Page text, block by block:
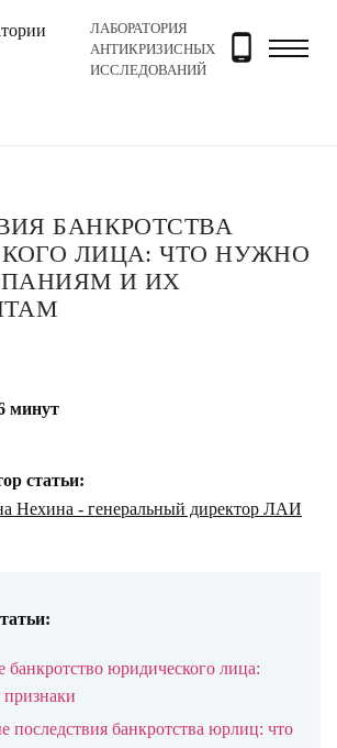
ЛАБОРАТОРИЯ
АНТИКРИЗИСНЫХ
ИССЛЕДОВАНИЙ
и блог Блог Последствия
БАНКРОТСТВА
ЛИЦА: ЧТО НУЖНО
И ИХ
минут
статьи:
Нехина - генеральный директор ЛАИ
банкротство юридического лица:
признаки
последствия банкротства юрлиц: что